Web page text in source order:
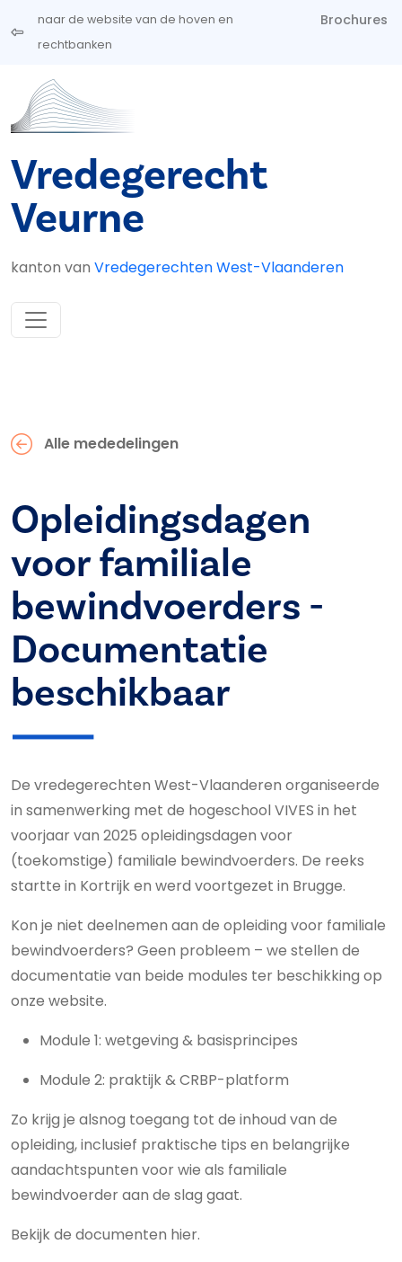
Overslaan en naar de inhoud gaan
naar de website van de hoven en
rechtbanken
Brochures
Vredegerecht
Veurne
kanton van Vredegerechten West-Vlaanderen
Alle mededelingen
Opleidingsdagen
voor familiale
bewindvoerders -
Documentatie
beschikbaar
De vredegerechten West-Vlaanderen organiseerde
in samenwerking met de hogeschool VIVES in het
voorjaar van 2025 opleidingsdagen voor
(toekomstige) familiale bewindvoerders. De reeks
startte in Kortrijk en werd voortgezet in Brugge.
Kon je niet deelnemen aan de opleiding voor familiale
bewindvoerders? Geen probleem – we stellen de
documentatie van beide modules ter beschikking op
onze website.
Module 1: wetgeving & basisprincipes
Module 2: praktijk & CRBP-platform
Zo krijg je alsnog toegang tot de inhoud van de
opleiding, inclusief praktische tips en belangrijke
aandachtspunten voor wie als familiale
bewindvoerder aan de slag gaat.
Bekijk de documenten hier.